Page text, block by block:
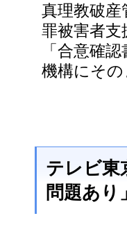
真理教破
罪被害者支
「合意確
機構にそ
テレビ東
問題あり